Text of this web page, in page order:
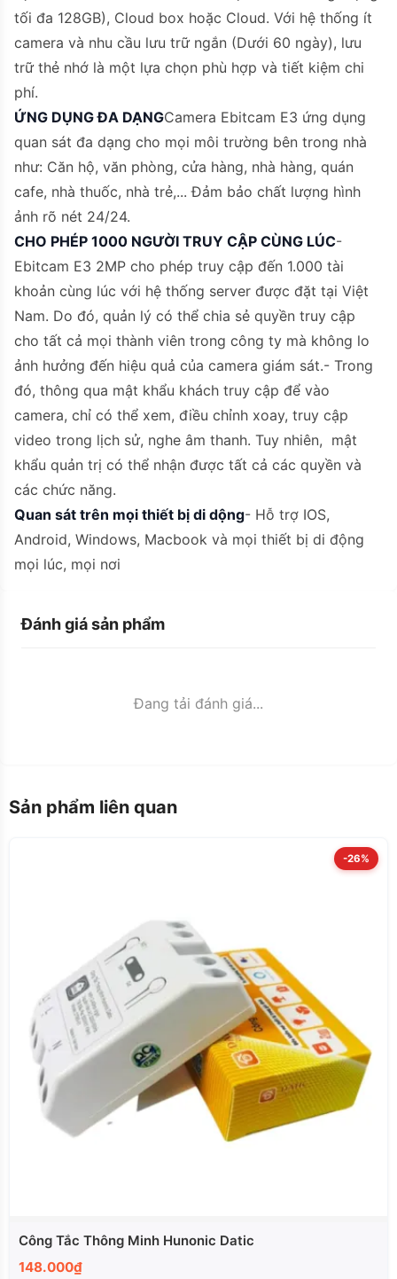
tối đa 128GB), Cloud box hoặc Cloud. Với hệ thống ít
camera và nhu cầu lưu trữ ngắn (Dưới 60 ngày), lưu
trữ thẻ nhớ là một lựa chọn phù hợp và tiết kiệm chi
phí.
ỨNG DỤNG ĐA DẠNGCamera Ebitcam E3 ứng dụng
quan sát đa dạng cho mọi môi trường bên trong nhà
như: Căn hộ, văn phòng, cửa hàng, nhà hàng, quán
cafe, nhà thuốc, nhà trẻ,... Đảm bảo chất lượng hình
ảnh rõ nét 24/24.
CHO PHÉP 1000 NGƯỜI TRUY CẬP CÙNG LÚC-
Ebitcam E3 2MP cho phép truy cập đến 1.000 tài
khoản cùng lúc với hệ thống server được đặt tại Việt
Nam. Do đó, quản lý có thể chia sẻ quyền truy cập
cho tất cả mọi thành viên trong công ty mà không lo
ảnh hưởng đến hiệu quả của camera giám sát.- Trong
đó, thông qua mật khẩu khách truy cập để vào
camera, chỉ có thể xem, điều chỉnh xoay, truy cập
video trong lịch sử, nghe âm thanh. Tuy nhiên, mật
khẩu quản trị có thể nhận được tất cả các quyền và
các chức năng.
Quan sát trên mọi thiết bị di dộng- Hỗ trợ IOS,
Android, Windows, Macbook và mọi thiết bị di động
mọi lúc, mọi nơi
Đánh giá sản phẩm
Đang tải đánh giá...
Sản phẩm liên quan
-26%
Công Tắc Thông Minh Hunonic Datic
148.000₫